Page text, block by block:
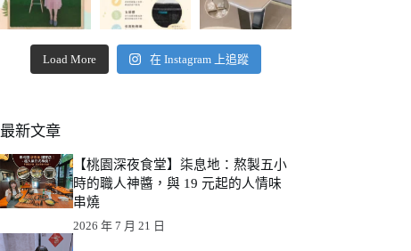
Load More 在 Instagram 上追蹤
最新文章
【桃園深夜食堂】柒息地：熬製五小
時的職人神醬，與 19 元起的人情味
串燒
2026 年 7 月 21 日